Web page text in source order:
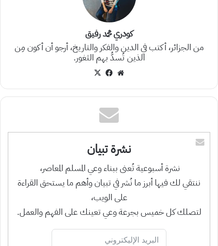
كودري محمد رفيق
من الجزائر، أكتب في الدين والفكر والتاريخ، أرجو أن أكون مِن
الذين تُسدُّ بهم الثغور.
موقع فيسبوك
نشرة تبيان
نشرة أسبوعية تُعنى ببناء وعي المسلم المعاصر،
ننتقي لك فيها أبرز ما نُشر في تبيان وأهم ما يستحق القراءة
على الويب،
لتصلك كل خميس بجرعة وعي تعينك على الفهم والعمل.